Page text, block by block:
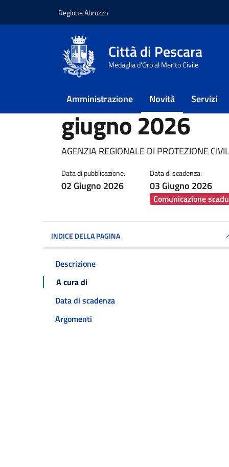
Regione Abruzzo
Città di Pescara
Medaglia d'Oro al Merito Civile
Amministrazione Novità Servizi
Home / Novità / Notizie / Bollettino di
Bollettino di
giugno 2026
Dettagli della
AGENZIA REGIONALE DI PROTEZIONE
Data di pubblicazione:
02 Giugno 2026
Data di scadenza:
03 Giugno 2026
Comunicazione
INDICE DELLA PAGINA
Descrizione
A cura di
Data di scadenza
Argomenti